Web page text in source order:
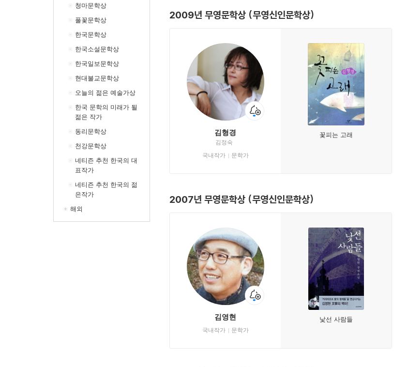
청마문학상
풀꽃문학상
한국문학상
한국소설문학상
한국일보문학상
현대불교문학상
오늘의 젊은 예술가상
한국 문학의 미래가 될
젊은 작가
동리문학상
천강문학상
네티즌 추천 한국의 대
표작가
네티즌 추천 한국의 젊
은작가
해외
2009년 무영문학상 (무영신인문학상)
김형경
김정숙
국내작가
문학가
꽃피는 고래
2007년 무영문학상 (무영신인문학상)
김영현
국내작가 문학가
낯선 사람들